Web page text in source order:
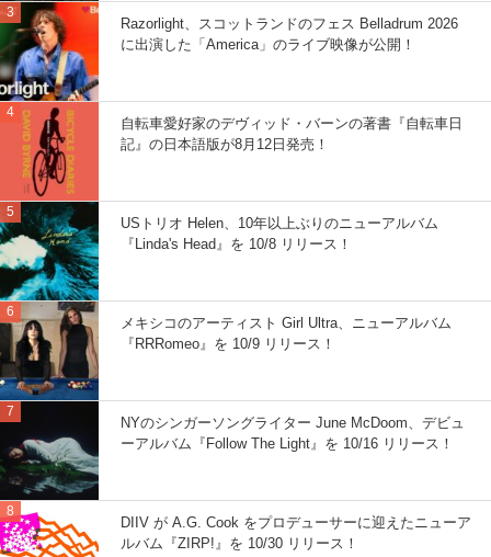
Razorlight、スコットランドのフェス Belladrum 2026
に出演した「America」のライブ映像が公開！
自転車愛好家のデヴィッド・バーンの著書『自転車日
記』の日本語版が8月12日発売！
USトリオ Helen、10年以上ぶりのニューアルバム
『Linda's Head』を 10/8 リリース！
メキシコのアーティスト Girl Ultra、ニューアルバム
『RRRomeo』を 10/9 リリース！
NYのシンガーソングライター June McDoom、デビュ
ーアルバム『Follow The Light』を 10/16 リリース！
DIIV が A.G. Cook をプロデューサーに迎えたニューア
ルバム『ZIRP!』を 10/30 リリース！